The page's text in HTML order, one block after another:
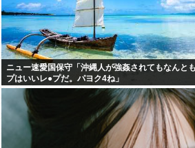
ニュー速愛国保守「沖縄人が強姦されてもなんと
プはいいレ●プだ。パヨク4ね」